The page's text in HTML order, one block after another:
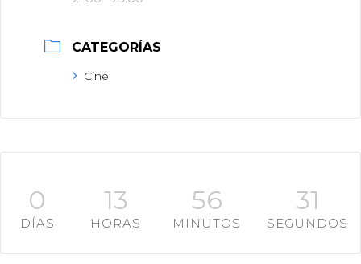
CATEGORÍAS
Cine
0
DÍAS
13
HORAS
56
MINUTOS
29
SEGUNDOS